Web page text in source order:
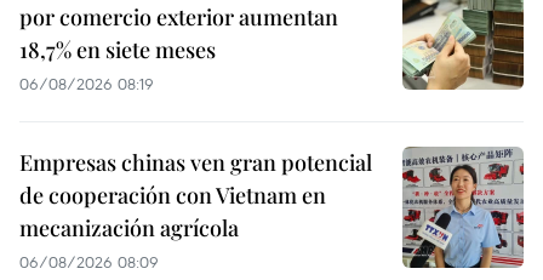
por comercio exterior aumentan
18,7% en siete meses
06/08/2026 08:19
Empresas chinas ven gran potencial
de cooperación con Vietnam en
mecanización agrícola
06/08/2026 08:09